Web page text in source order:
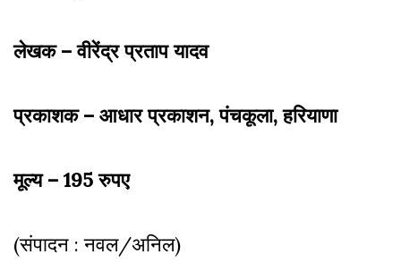
लेखक – वीरेंद्र प्रताप यादव
प्रकाशक – आधार प्रकाशन, पंचकूला, हरियाणा
मूल्य – 195 रुपए
(संपादन : नवल/अनिल)